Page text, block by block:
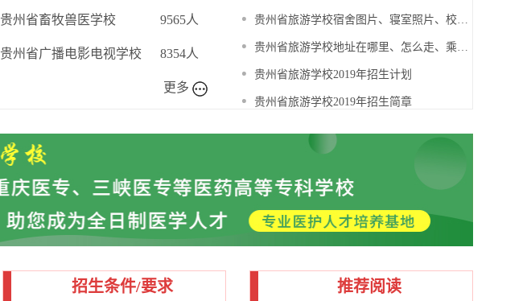
贵州省畜牧兽医学校 9565人
贵州省广播电影电视学校 8354人
更多
贵州省旅游学校宿舍图片、寝室照片、校园环境
贵州省旅游学校地址在哪里、怎么走、乘车路线
贵州省旅游学校2019年招生计划
贵州省旅游学校2019年招生简章
招生条件/要求 推荐阅读